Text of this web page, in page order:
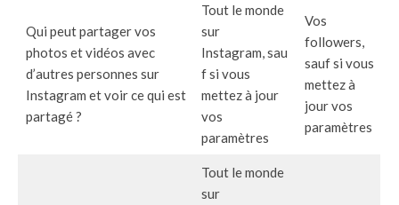
Qui peut partager vos
photos et vidéos avec
d’autres personnes sur
Instagram et voir ce qui est
partagé ?
Tout le monde
sur
Instagram, sau
f si vous
mettez à jour
vos
paramètres
Vos
followers,
sauf si vous
mettez à
jour vos
paramètres
Tout le monde
sur